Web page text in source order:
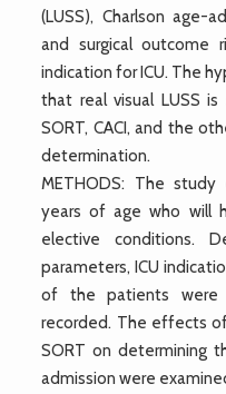
(LUSS), Charlson age-
and surgical outcome
indication for ICU. The
that real visual LUSS
SORT, CACI, and the
determination.
METHODS: The
years of age who will
elective conditions.
parameters, ICU
of the patients were
recorded. The effects of
SORT on determining
admission were